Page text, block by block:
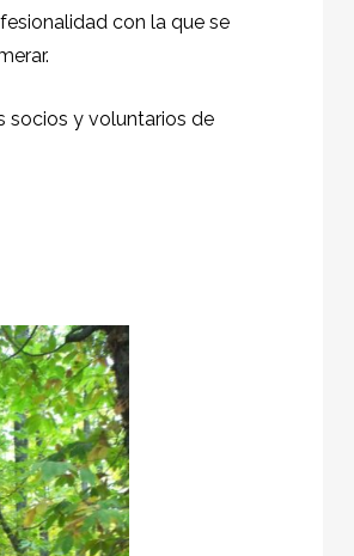
con la que se
socios y voluntarios de